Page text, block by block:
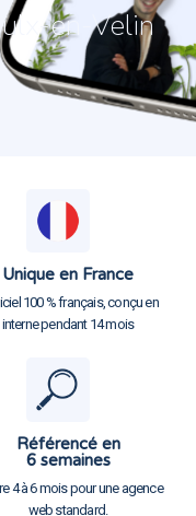
en-Velin
Unique en France
100 % français, conçu en
interne pendant 14 mois
Référencé en
6 semaines
4 à 6 mois pour une agence
web standard.